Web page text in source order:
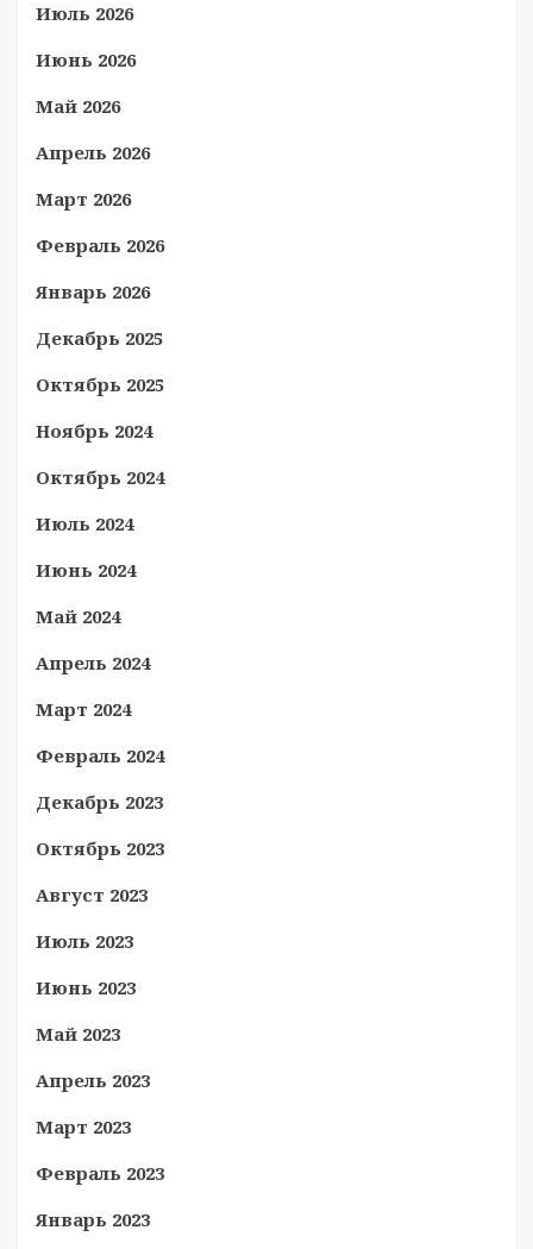
Июль 2026
Июнь 2026
Май 2026
Апрель 2026
Март 2026
Февраль 2026
Январь 2026
Декабрь 2025
Октябрь 2025
Ноябрь 2024
Октябрь 2024
Июль 2024
Июнь 2024
Май 2024
Апрель 2024
Март 2024
Февраль 2024
Декабрь 2023
Октябрь 2023
Август 2023
Июль 2023
Июнь 2023
Май 2023
Апрель 2023
Март 2023
Февраль 2023
Январь 2023